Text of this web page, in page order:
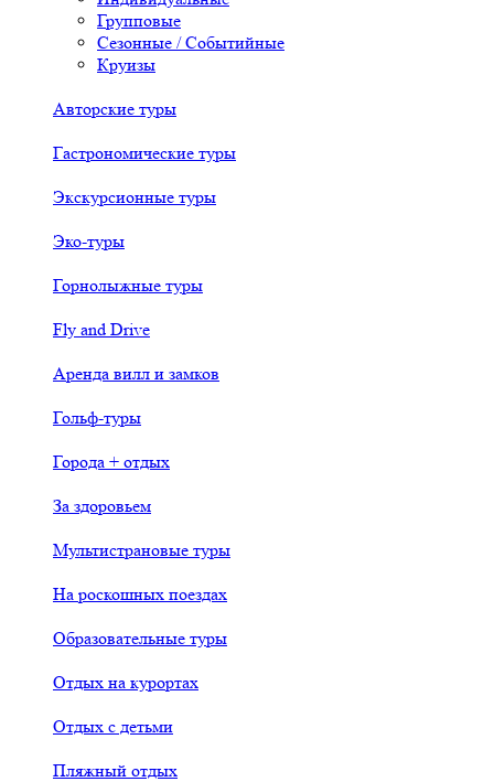
Групповые
Сезонные / Событийные
Круизы
Авторские туры
Гастрономические туры
Экскурсионные туры
Эко-туры
Горнолыжные туры
Fly and Drive
Аренда вилл и замков
Гольф-туры
Города + отдых
За здоровьем
Мультистрановые туры
На роскошных поездах
Образовательные туры
Отдых на курортах
Отдых с детьми
Пляжный отдых